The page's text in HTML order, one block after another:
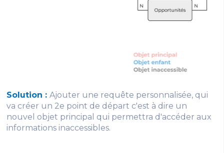
Solution :Ajouter une requête personnalisée, qui
va créer un 2e point de départ c'est à dire un
nouvel objet principal qui permettra d'accéder aux
informations inaccessibles.